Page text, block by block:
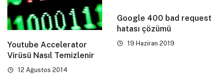
Youtube Accelerator
Virüsü Nasıl Temizlenir
12 Ağustos 2014
Google 400 bad request
hatası çözümü
19 Haziran 2019